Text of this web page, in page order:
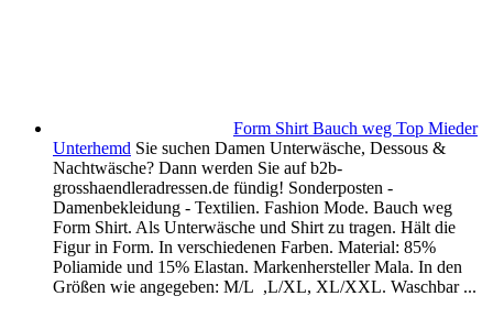
Form Shirt Bauch weg Top Mieder
Unterhemd Sie suchen Damen Unterwäsche, Dessous &
Nachtwäsche? Dann werden Sie auf b2b-
grosshaendleradressen.de fündig! Sonderposten -
Damenbekleidung - Textilien. Fashion Mode. Bauch weg
Form Shirt. Als Unterwäsche und Shirt zu tragen. Hält die
Figur in Form. In verschiedenen Farben. Material: 85%
Poliamide und 15% Elastan. Markenhersteller Mala. In den
Größen wie angegeben: M/L ,L/XL, XL/XXL. Waschbar ...